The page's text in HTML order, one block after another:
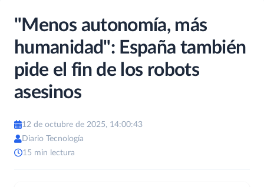
"Menos autonomía, más
humanidad": España también
pide el fin de los robots
asesinos
12 de octubre de 2025, 14:00:43
Diario Tecnología
15 min lectura